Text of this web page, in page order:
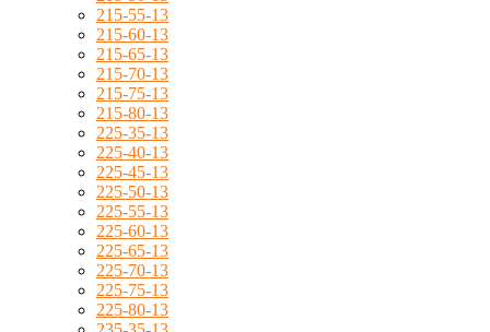
215-55-13
215-60-13
215-65-13
215-70-13
215-75-13
215-80-13
225-35-13
225-40-13
225-45-13
225-50-13
225-55-13
225-60-13
225-65-13
225-70-13
225-75-13
225-80-13